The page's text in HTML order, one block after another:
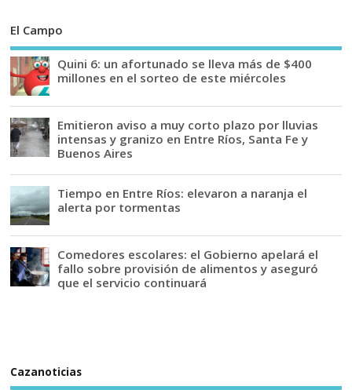
El Campo
Quini 6: un afortunado se lleva más de $400
millones en el sorteo de este miércoles
Emitieron aviso a muy corto plazo por lluvias
intensas y granizo en Entre Ríos, Santa Fe y
Buenos Aires
Tiempo en Entre Ríos: elevaron a naranja el
alerta por tormentas
Comedores escolares: el Gobierno apelará el
fallo sobre provisión de alimentos y aseguró
que el servicio continuará
Cazanoticias